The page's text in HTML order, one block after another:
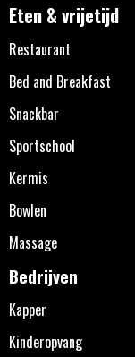
Eten & vrijetijd
Restaurant
Bed and Breakfast
Snackbar
Sportschool
Kermis
Bowlen
Massage
Bedrijven
Kapper
Kinderopvang